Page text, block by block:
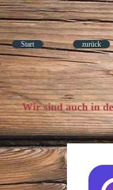
Start zurück
Wir sind auch in